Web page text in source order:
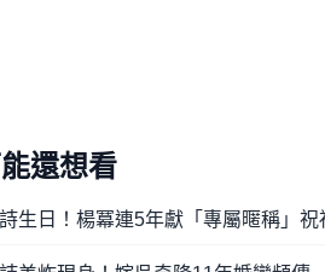
還想看
生日！楊冪連5年獻「專屬暱稱」